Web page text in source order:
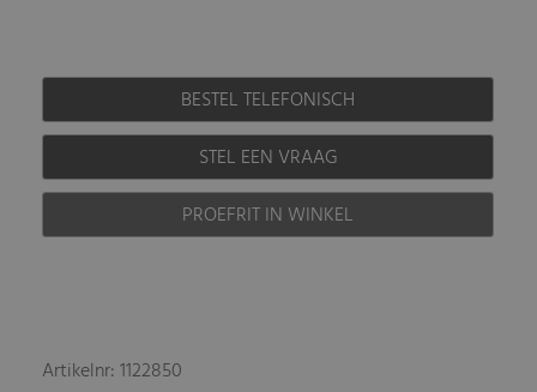
BESTEL TELEFONISCH
STEL EEN VRAAG
PROEFRIT IN WINKEL
Artikelnr: 1122850